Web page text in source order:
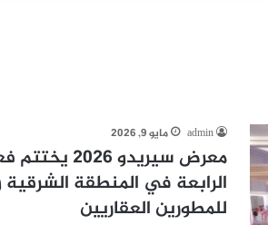
admin مايو 9, 2026
معرض سيريدو
الرابعة في المنطقة
للمطورين العقاريين